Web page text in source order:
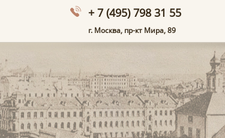
+ 7 (495) 798 31 55
г. Москва, пр-кт Мира, 89